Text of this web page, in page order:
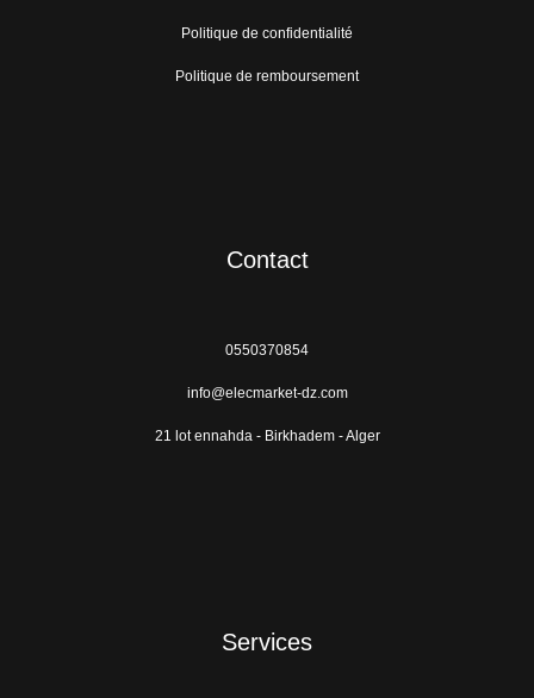
Politique de confidentialité
Politique de remboursement
Contact
0550370854
info@elecmarket-dz.com
21 lot ennahda - Birkhadem - Alger
Services